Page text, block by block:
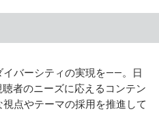
バーシティの実現を――。日
者のニーズに応えるコンテン
点やテーマの採用を推進して